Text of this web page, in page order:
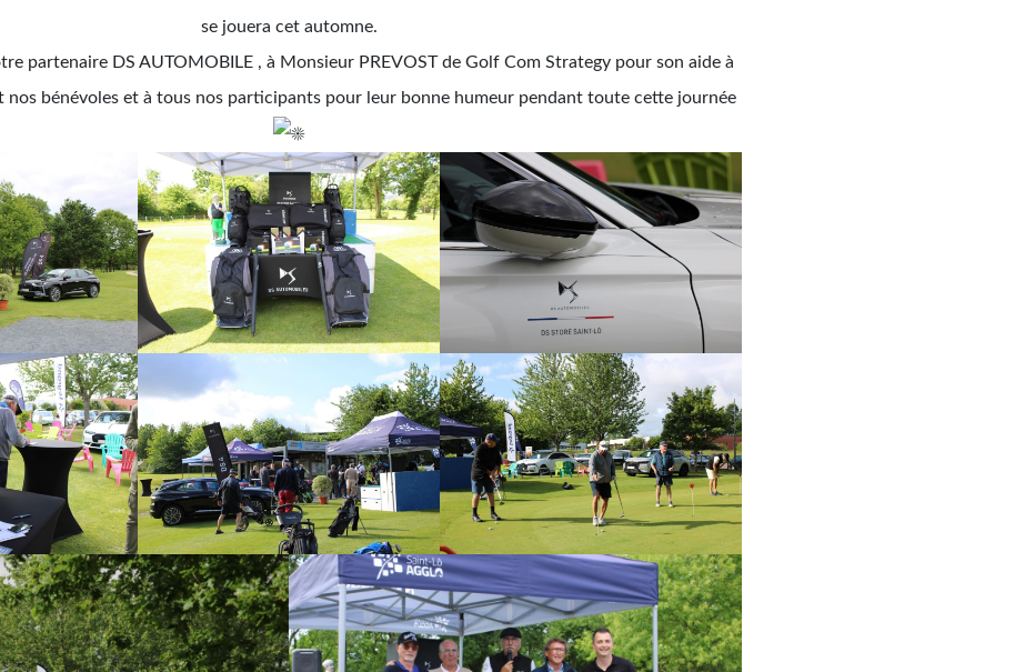
se jouera cet automne.
partenaire DS AUTOMOBILE , à Monsieur PREVOST de Golf Com Strategy pour son aide à
nos bénévoles et à tous nos participants pour leur bonne humeur pendant toute cette journée